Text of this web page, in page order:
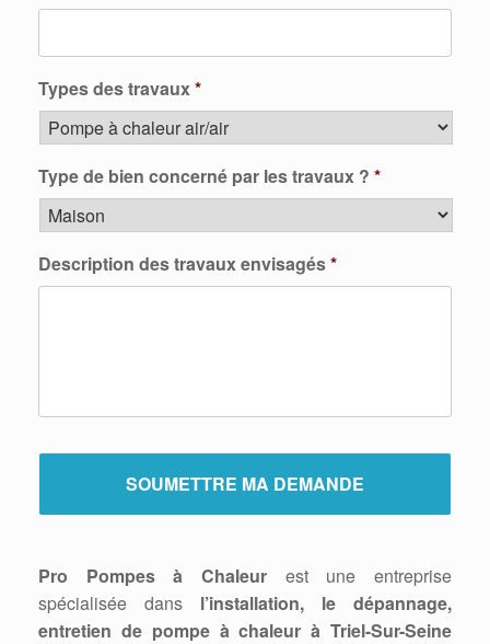
Types des travaux*
Type de bien concerné par les travaux ? *
Description des travaux envisagés*
Pro Pompes à Chaleur est une entreprise
spécialisée dans l’installation, le dépannage,
entretien de pompe à chaleur à Triel-Sur-Seine